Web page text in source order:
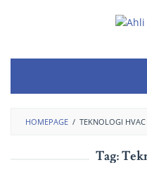
HOMEPAGE / TEKNOLOGI HVAC
Tag: